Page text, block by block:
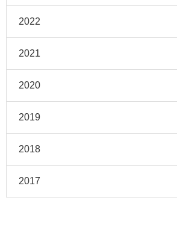
2022
2021
2020
2019
2018
2017